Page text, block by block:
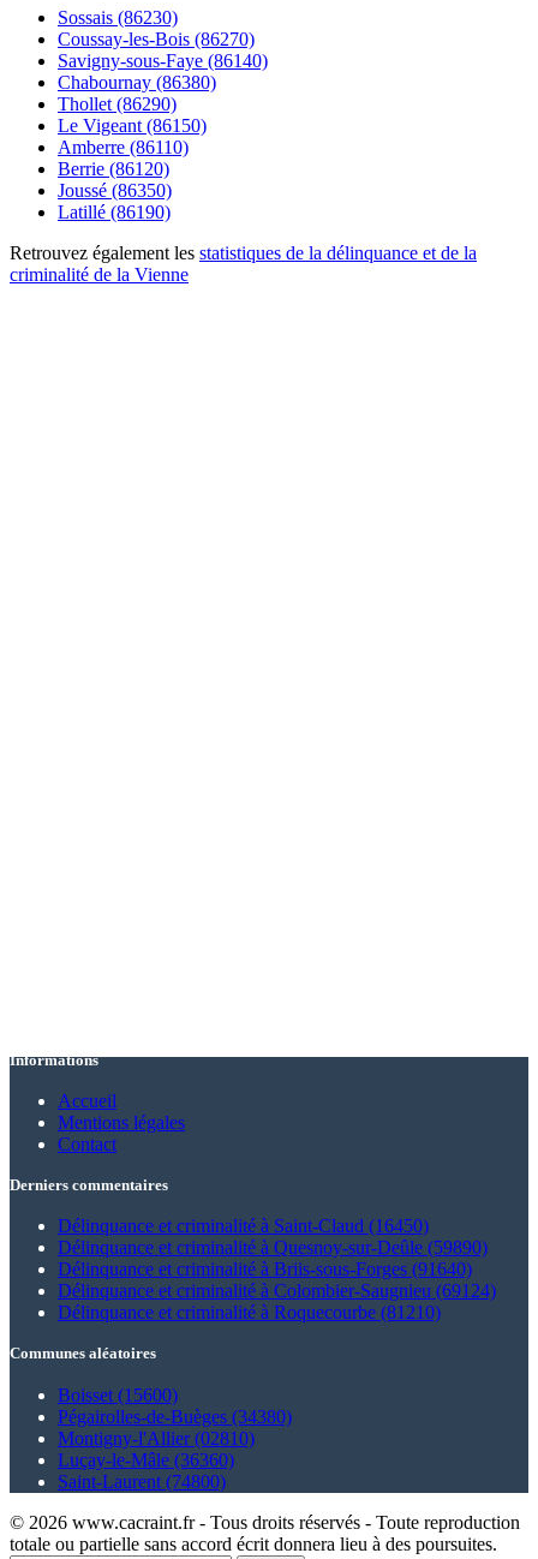
Sossais (86230)
Coussay-les-Bois (86270)
Savigny-sous-Faye (86140)
Chabournay (86380)
Thollet (86290)
Le Vigeant (86150)
Amberre (86110)
Berrie (86120)
Joussé (86350)
Latillé (86190)
Retrouvez également les statistiques de la délinquance et de la
criminalité de la Vienne
Informations
Accueil
Mentions légales
Contact
Derniers commentaires
Délinquance et criminalité à Saint-Claud (16450)
Délinquance et criminalité à Quesnoy-sur-Deûle (59890)
Délinquance et criminalité à Briis-sous-Forges (91640)
Délinquance et criminalité à Colombier-Saugnieu (69124)
Délinquance et criminalité à Roquecourbe (81210)
Communes aléatoires
Boisset (15600)
Pégairolles-de-Buèges (34380)
Montigny-l'Allier (02810)
Luçay-le-Mâle (36360)
Saint-Laurent (74800)
© 2026 www.cacraint.fr - Tous droits réservés - Toute reproduction
totale ou partielle sans accord écrit donnera lieu à des poursuites.